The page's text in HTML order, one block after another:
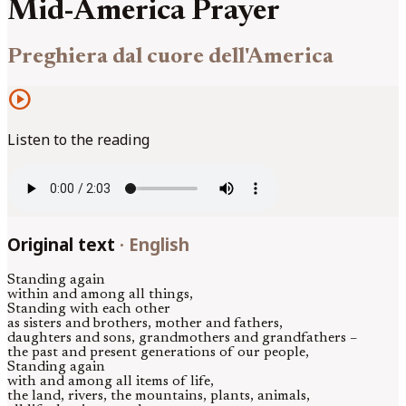
Mid-America Prayer
Preghiera dal cuore dell'America
play_circle
Listen to the reading
Original text · English
Standing again
within and among all things,
Standing with each other
as sisters and brothers, mother and fathers,
daughters and sons, grandmothers and grandfathers –
the past and present generations of our people,
Standing again
with and among all items of life,
the land, rivers, the mountains, plants, animals,